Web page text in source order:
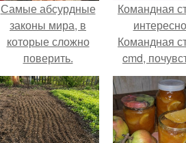
Самые абсурдные
законы мира, в
которые сложно
поверить.
Командная
Командная
cmd,
себя